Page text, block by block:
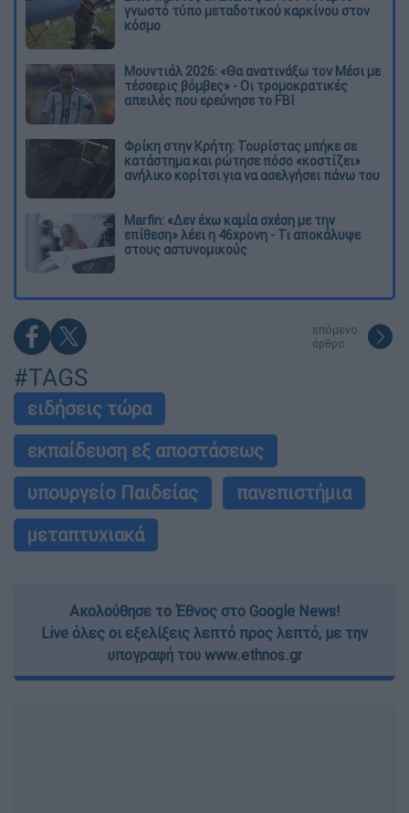
γνωστό τύπο μεταδοτικού καρκίνου στον
κόσμο
Μουντιάλ 2026: «Θα ανατινάξω τον Μέσι με
τέσσερις βόμβες» - Οι τρομοκρατικές
απειλές που ερεύνησε το FBI
Φρίκη στην Κρήτη: Τουρίστας μπήκε σε
κατάστημα και ρώτησε πόσο «κοστίζει»
ανήλικο κορίτσι για να ασελγήσει πάνω του
Marfin: «Δεν έχω καμία σχέση με την
επίθεση» λέει η 46χρονη - Τι αποκάλυψε
στους αστυνομικούς
επόμενο
άρθρο
#TAGS
ειδήσεις τώρα
εκπαίδευση εξ αποστάσεως
υπουργείο Παιδείας
πανεπιστήμια
μεταπτυχιακά
Ακολούθησε το Έθνος στο Google News!
Live όλες οι εξελίξεις λεπτό προς λεπτό, με την
υπογραφή του www.ethnos.gr